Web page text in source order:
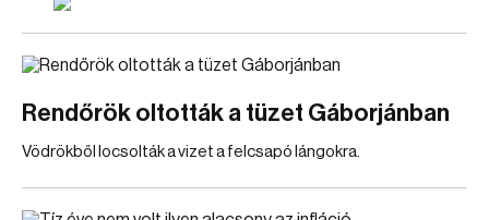
Rendőrök oltották a tüzet Gáborjánban
Vödrökből locsolták a vizet a felcsapó lángokra.